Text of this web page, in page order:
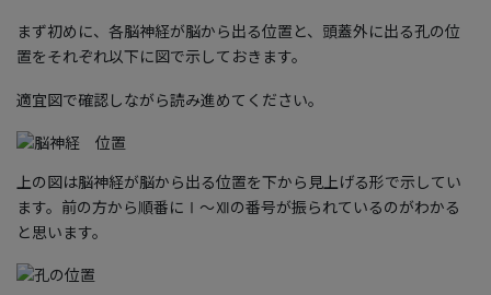
まず初めに、各脳神経が脳から出る位置と、頭蓋外に出る孔の位
置をそれぞれ以下に図で示しておきます。
適宜図で確認しながら読み進めてください。
上の図は脳神経が脳から出る位置を下から見上げる形で示してい
ます。前の方から順番にⅠ〜Ⅻの番号が振られているのがわかる
と思います。